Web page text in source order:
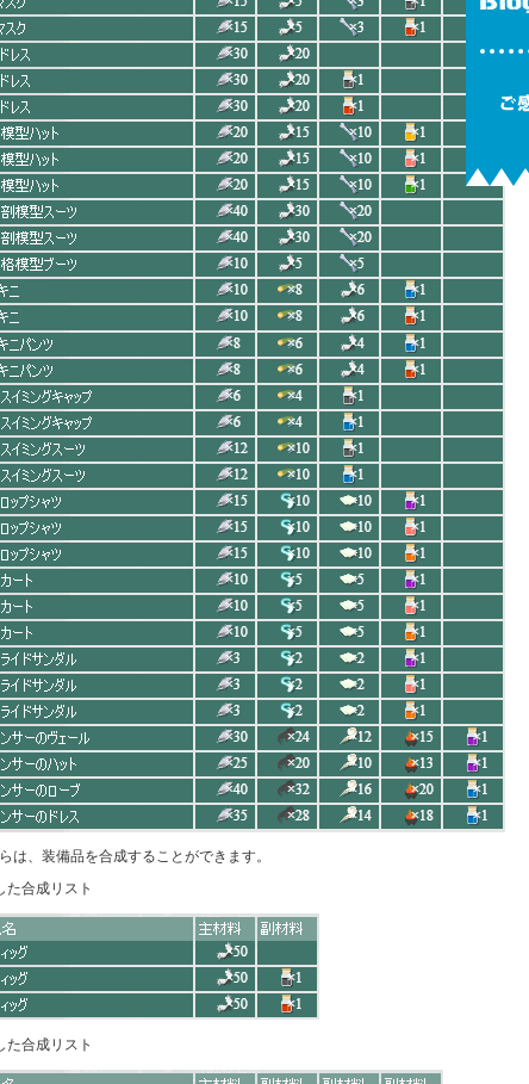
は、装備品を合成することができます。
た合成リスト
た合成リスト